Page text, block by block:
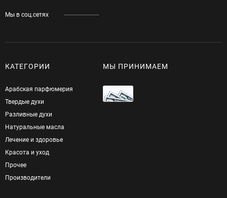
Мы в соц.сетях
КАТЕГОРИИ
Арабская парфюмерия
Твердые духи
Разливные духи
Натуральные масла
Лечение и здоровье
Красота и уход
Прочее
Производители
МЫ ПРИНИМАЕМ